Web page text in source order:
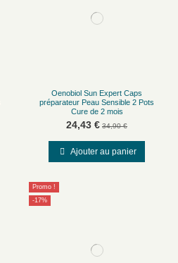
Oenobiol Sun Expert Caps
préparateur Peau Sensible 2 Pots
Cure de 2 mois
24,43 € 34,90 €
Ajouter au panier
Promo !
-17%